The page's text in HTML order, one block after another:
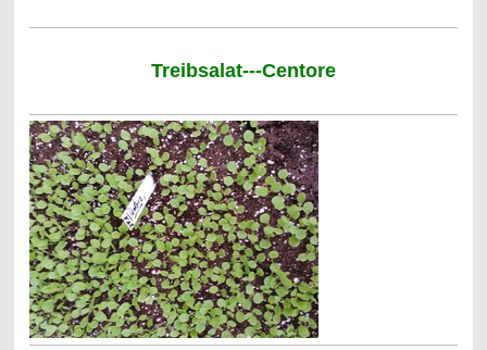
Treibsalat---Centore